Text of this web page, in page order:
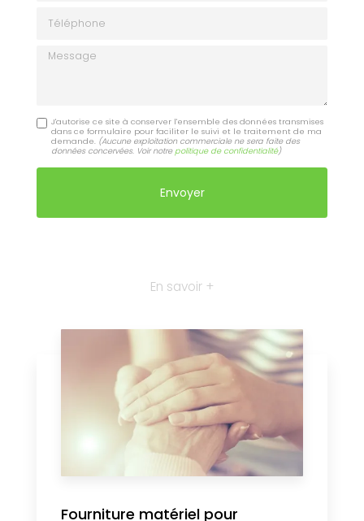
Message
J'autorise ce site à conserver l'ensemble des données transmises
dans ce formulaire pour faciliter le suivi et le traitement de ma
demande. (Aucune exploitation commerciale ne sera faite des
données concervées. Voir notre politique de confidentialité)
En savoir +
Fourniture matériel pour